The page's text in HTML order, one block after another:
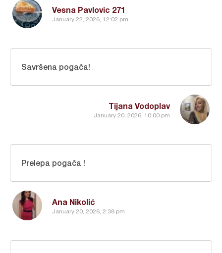
Vesna Pavlovic 271
January 22, 2026, 12:02 pm
Tijana Vodoplav
January 20, 2026, 10:00 pm
Savršena pogača!
Ana Nikolić
January 20, 2026, 2:38 pm
Prelepa pogača !